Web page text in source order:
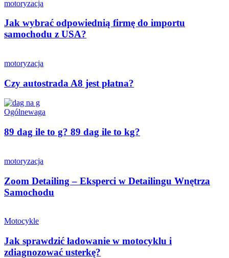
motoryzacja
Jak wybrać odpowiednią firmę do importu
samochodu z USA?
motoryzacja
Czy autostrada A8 jest płatna?
Ogólnewaga
89 dag ile to g? 89 dag ile to kg?
motoryzacja
Zoom Detailing – Eksperci w Detailingu Wnętrza
Samochodu
Motocykle
Jak sprawdzić ładowanie w motocyklu i
zdiagnozować usterkę?